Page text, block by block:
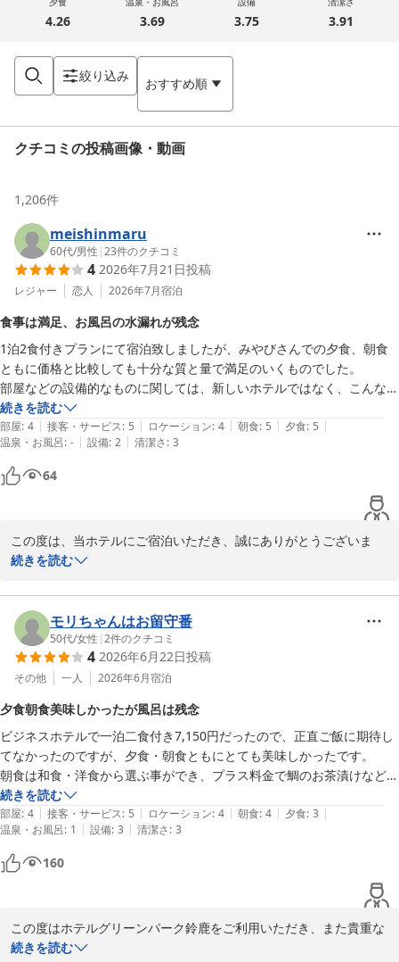
4.26 3.69 3.75 3.91
絞り込み おすすめ順
クチコミの投稿画像・動画
1,206件
meishinmaru
60代/男性 |23件のクチコミ
4 2026年7月21日投稿
レジャー 恋人 2026年7月宿泊
食事は満足、お風呂の水漏れが残念
1泊2食付きプランにて宿泊致しましたが、みやびさんでの夕食、朝食
ともに価格と比較しても十分な質と量で満足のいくものでした。
部屋などの設備的なものに関しては、新しいホテルではなく、こんなも
のかなという感じでした。
部屋は比較的に広く快適でした。
ただ、お風呂の蛇口からの水漏れだけがなければ価格相応ではないかと
思います。
続きを読む
部屋: 4 | 接客・サービス: 5 | ロケーション: 4 | 朝食: 5 | 夕食: 5 |
温泉・お風呂: - | 設備: 2 | 清潔さ: 3
64
この度は、当ホテルにご宿泊いただき、誠にありがとうございま
す。
し上げます。
ご夕食、ご朝食ともにご満足いただけたとのこと、大変嬉しく拝読
いたしました。
お食事処「みやび」でのお食事が、ご滞在の楽しみの一つとなりま
また、お部屋の広さについても快適にお過ごしいただけたとのお言
葉を頂戴し、光栄に存じます。
一方で、お風呂の蛇口の水漏れにつきましては、ご不便をおかけし
申し訳ございませんでした。
快適にお過ごしいただくべき客室設備に不備がありましたことをお
詫び申し上げます。
いただいたご指摘は真摯に受け止め、設備管理の強化に努めてまい
ります。
再度、お近くにお越しの際には、ご期待にそえるサービスでお迎え
できるよう、努めてまいります。
スタッフ一同、お客様のまたのご宿泊を心よりお待ちしておりま
続きを読む
モリちゃんはお留守番
50代/女性 |2件のクチコミ
4 2026年6月22日投稿
その他 一人 2026年6月宿泊
夕食朝食美味しかったが風呂は残念
ビジネスホテルで一泊二食付き7,150円だったので、正直ご飯に期待し
てなかったのですが、夕食・朝食ともにとても美味しかったです。
朝食は和食・洋食から選ぶ事ができ、プラス料金で鯛のお茶漬けなども
選べましたが、私は普通の和朝食にしました。
ご飯と豚汁がおかわりできるとの事。
おかわりしたいと思ってましたが、お腹いっぱいでした。
夕食は天ぷらとお刺身、茶碗蒸しも付いてました。
男性には少し物足りない量かもしれませんが、近くにたくさん飲食店も
接客も笑顔で対応してくださり、申し分無いです。
続きを読む
部屋: 4 | 接客・サービス: 5 | ロケーション: 4 | 朝食: 4 | 夕食: 3 |
温泉・お風呂: 1 | 設備: 3 | 清潔さ: 3
160
この度はホテルグリーンパーク鈴鹿をご利用いただき、また貴重な
ご感想をお寄せいただき誠にありがとうございます。
続きを読む